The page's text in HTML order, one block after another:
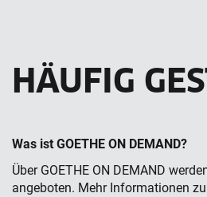
HÄUFIG
Was ist GOETHE ON DEMAND?
Über GOETHE ON DEMAND
angeboten. Mehr Informationen